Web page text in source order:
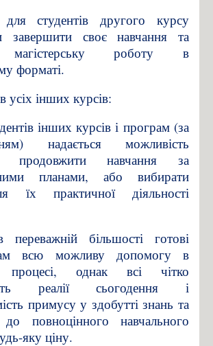
для студентів другого курсу
завершити своє навчання та
магістерську роботу в
форматі.
усіх інших курсів:
інших курсів і програм (за
надається можливість
продовжити навчання за
планами, або вибирати
їх практичної діяльності
переважній більшості готові
всю можливу допомогу в
процесі, однак всі чітко
реалії сьогодення і
примусу у здобутті знань та
повноцінного навчального
яку ціну.